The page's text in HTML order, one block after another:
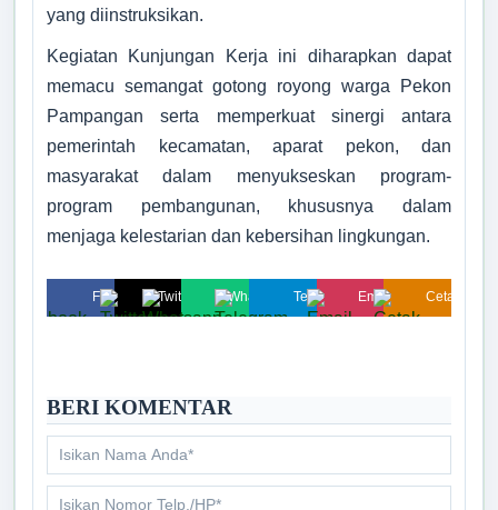
Kabupaten Lampung
Provinsi Lampung
LOADING
yang diinstruksikan.
Kegiatan Kunjungan Kerja ini diharapkan dapat
memacu semangat gotong royong warga Pekon
Pampangan serta memperkuat sinergi antara
pemerintah kecamatan, aparat pekon, dan
masyarakat dalam menyukseskan program-
program pembangunan, khususnya dalam
menjaga kelestarian dan kebersihan lingkungan.
Facebook Twitter Whatsapp Telegram Email Cetak
BERI KOMENTAR